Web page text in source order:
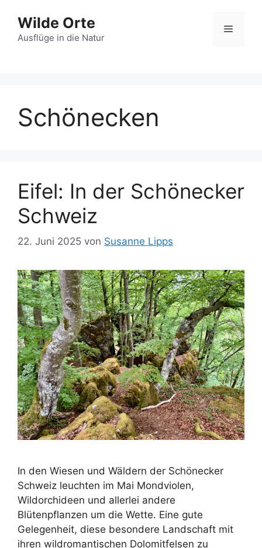
Inhalt
springen
Wilde Orte
Ausflüge in die Natur
Menü
Schönecken
Eifel: In der Schönecker
Schweiz
22. Juni 2025 von Susanne Lipps
In den Wiesen und Wäldern der Schönecker
Schweiz leuchten im Mai Mondviolen,
Wildorchideen und allerlei andere
Blütenpflanzen um die Wette. Eine gute
Gelegenheit, diese besondere Landschaft mit
ihren wildromantischen Dolomitfelsen zu